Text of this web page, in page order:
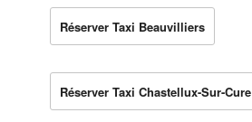
Réserver Taxi Beauvilliers
Réserver Taxi Chastellux-Sur-Cure